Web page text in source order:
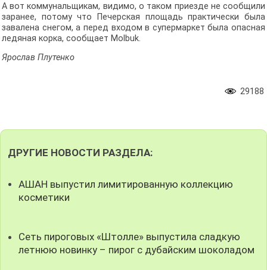
А вот коммунальщикам, видимо, о таком приезде не сообщили
заранее, потому что Печерская площадь практически была
завалена снегом, а перед входом в супермаркет была опасная
ледяная корка, сообщает Molbuk.
Ярослав Плутенко
29188
ДРУГИЕ НОВОСТИ РАЗДЕЛА:
АШАН выпустил лимитированную коллекцию
косметики
Сеть пироговых «Штолле» выпустила сладкую
летнюю новинку – пирог с дубайским шоколадом